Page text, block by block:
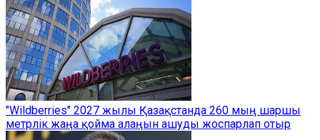
"Wildberries" 2027 жылы Қазақстанда 260 мың шаршы
метрлік жаңа қойма алаңын ашуды жоспарлап отыр